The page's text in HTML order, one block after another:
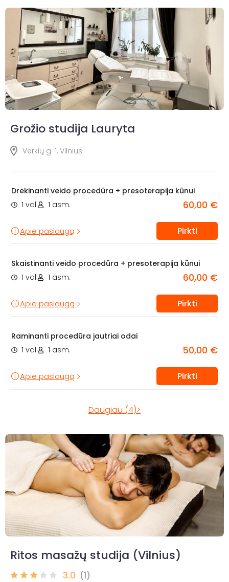
Grožio studija Lauryta
Verkių g. 1, Vilnius
Drėkinanti veido procedūra + presoterapija kūnui
1 val.
1 asm. 60,00 €
Apie paslaugą Pirkti
Skaistinanti veido procedūra + presoterapija kūnui
1 val.
1 asm. 60,00 €
Apie paslaugą Pirkti
Raminanti procedūra jautriai odai
1 val.
1 asm. 50,00 €
Apie paslaugą Pirkti
Daugiau (4)>
Ritos masažų studija (Vilnius)
3.0 (1)